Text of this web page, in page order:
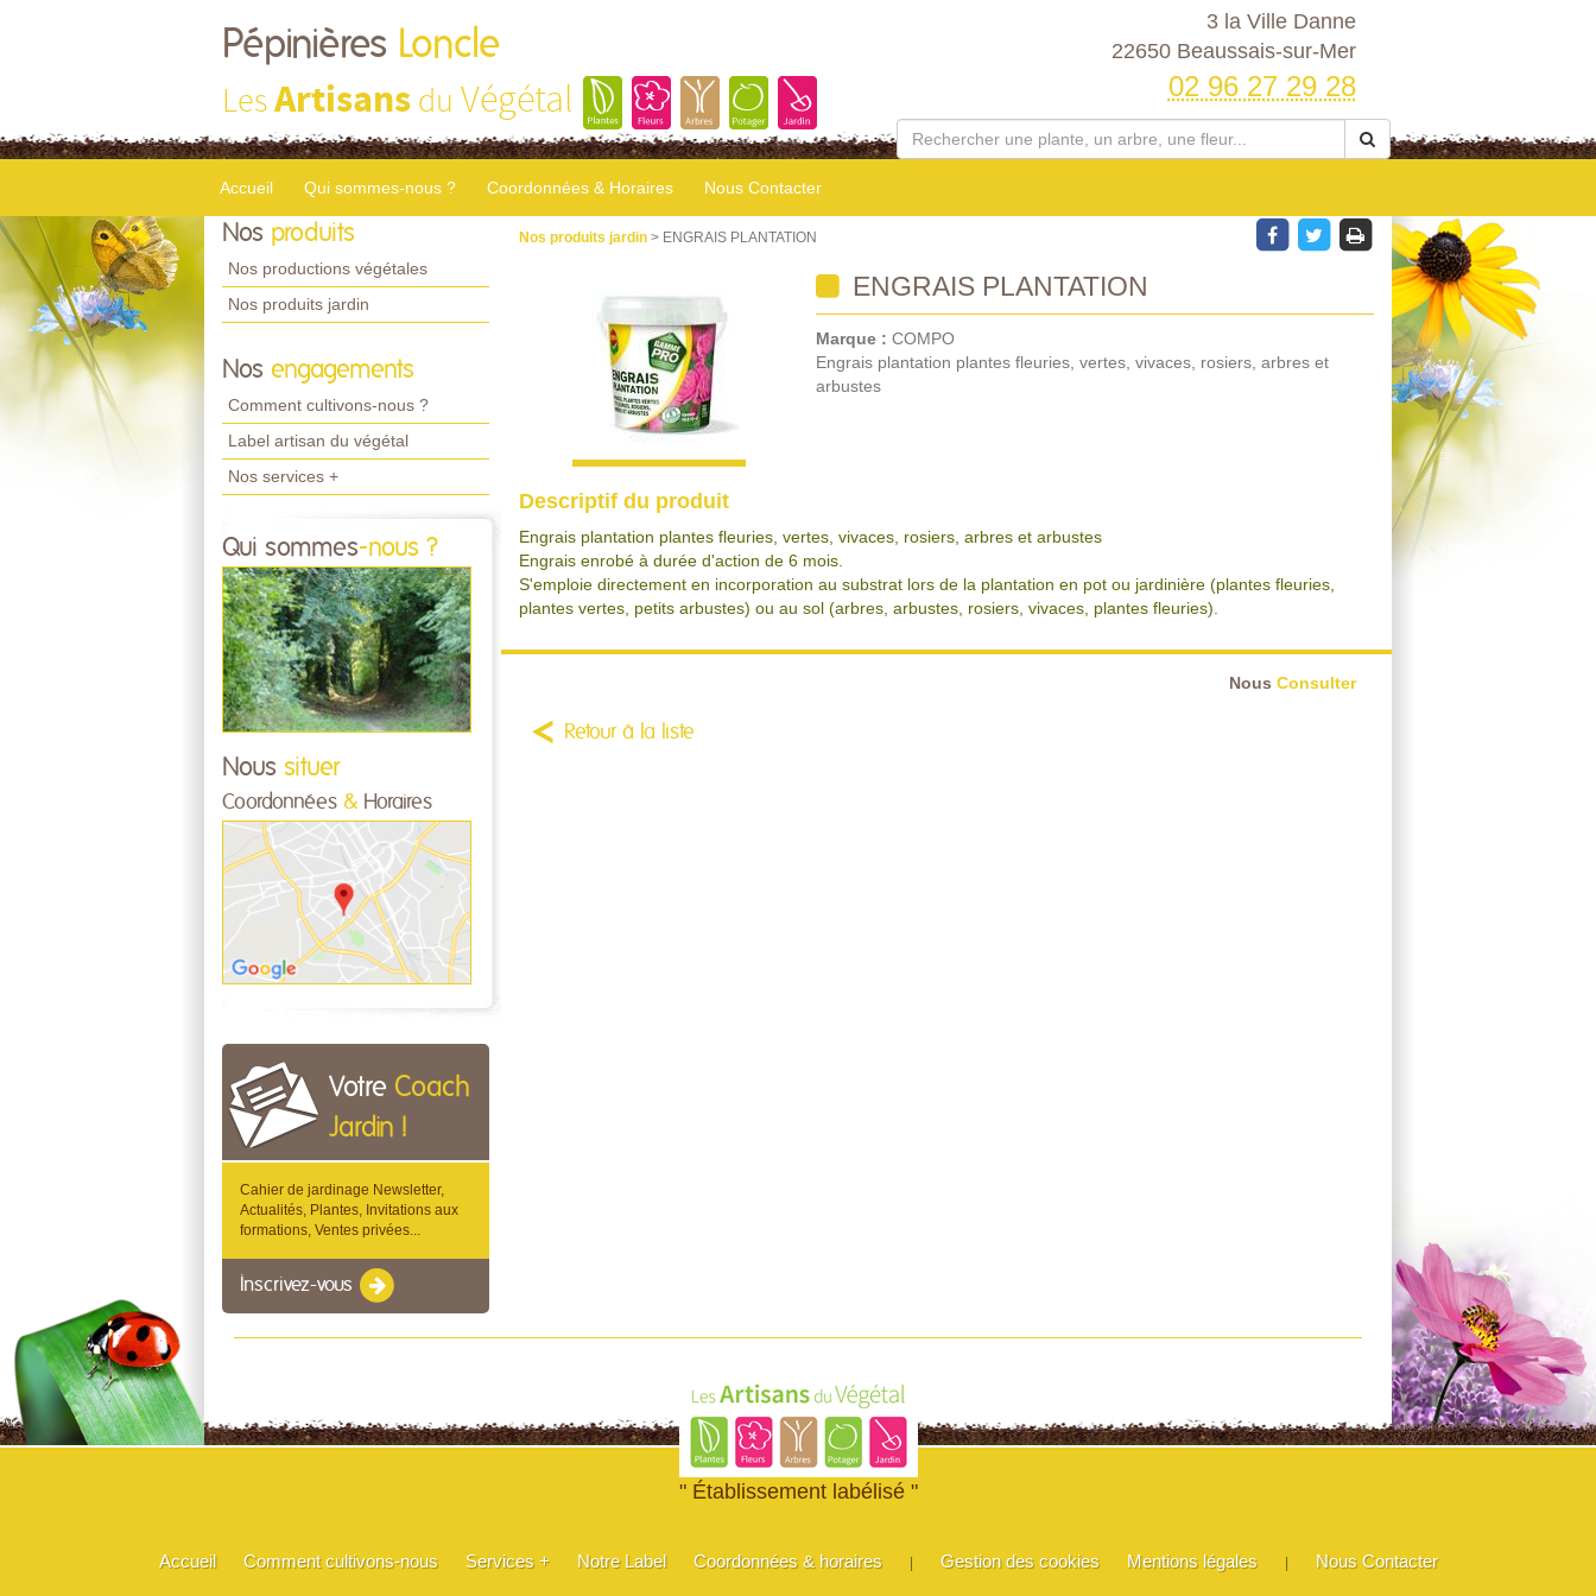
Pépinières Loncle
LesArtisans du Végétal
3 la Ville Danne
22650 Beaussais-sur-Mer
02 96 27 29 28
Accueil Qui sommes-nous ? Coordonnées & Horaires Nous Contacter
Nos produits
Nos productions végétales
Nos produits jardin
Nos engagements
Comment cultivons-nous ?
Label artisan du végétal
Nos services +
Qui sommes-nous ?
Nous situer
Coordonnées & Horaires
Votre Coach
Jardin !
Cahier de jardinage Newsletter,
Actualités, Plantes, Invitations aux
formations, Ventes privées...
Inscrivez-vous
Nos produits jardin > ENGRAIS PLANTATION
ENGRAIS PLANTATION
Marque : COMPO
Engrais plantation plantes fleuries, vertes, vivaces, rosiers, arbres et
arbustes
Descriptif du produit
Engrais plantation plantes fleuries, vertes, vivaces, rosiers, arbres et arbustes
Engrais enrobé à durée d'action de 6 mois.
S'emploie directement en incorporation au substrat lors de la plantation en pot ou jardinière (plantes fleuries,
plantes vertes, petits arbustes) ou au sol (arbres, arbustes, rosiers, vivaces, plantes fleuries).
Nous Consulter
Retour à la liste
" Établissement labélisé "
Accueil Comment cultivons-nous Services + Notre Label Coordonnées & horaires | Gestion des cookies Mentions légales | Nous Contacter